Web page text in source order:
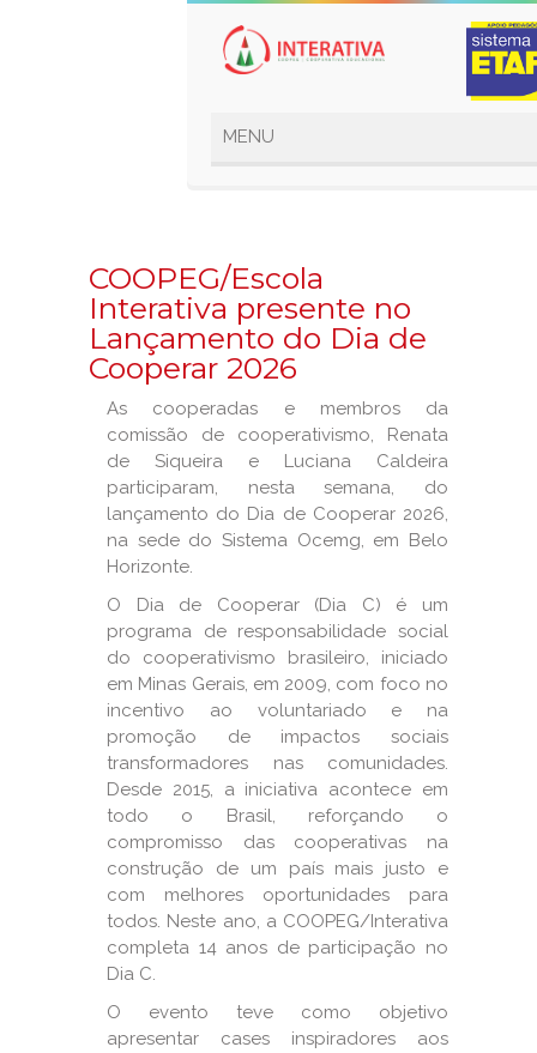
COOPEG/Escola
Interativa presente no
Lançamento do Dia de
Cooperar 2026
As cooperadas e membros da
comissão de cooperativismo, Renata
de Siqueira e Luciana Caldeira
participaram, nesta semana, do
lançamento do Dia de Cooperar 2026,
na sede do Sistema Ocemg, em Belo
Horizonte.
O Dia de Cooperar (Dia C) é um
programa de responsabilidade social
do cooperativismo brasileiro, iniciado
em Minas Gerais, em 2009, com foco no
incentivo ao voluntariado e na
promoção de impactos sociais
transformadores nas comunidades.
Desde 2015, a iniciativa acontece em
todo o Brasil, reforçando o
compromisso das cooperativas na
construção de um país mais justo e
com melhores oportunidades para
todos. Neste ano, a COOPEG/Interativa
completa 14 anos de participação no
Dia C.
O evento teve como objetivo
apresentar cases inspiradores aos